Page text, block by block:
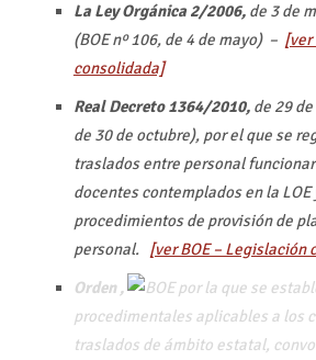
La Ley Orgánica 2/2006,de 3 de
(BOE nº 106, de 4 de mayo) – [ver
consolidada]
Real Decreto 1364/2010,de 29 de
de 30 de octubre), por el que se
traslados entre personal
docentes contemplados en la LOE
procedimientos de provisión de
personal. [ver BOE – Legislación
Orden ,
por la que se
procedimentales aplicables a los
traslados de ámbito estatal,